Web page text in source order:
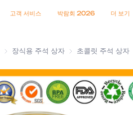
고객 서비스 박람회 2026 더 보기
장식용 주석 상자 장식용 주석 상자
초콜릿 주석 상자